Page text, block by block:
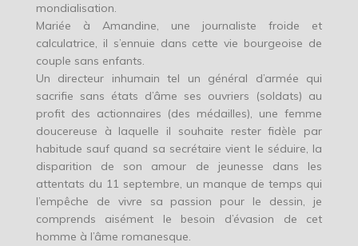
mondialisation.
Mariée à Amandine, une journaliste froide et
calculatrice, il s’ennuie dans cette vie bourgeoise de
couple sans enfants.
Un directeur inhumain tel un général d’armée qui
sacrifie sans états d’âme ses ouvriers (soldats) au
profit des actionnaires (des médailles), une femme
doucereuse à laquelle il souhaite rester fidèle par
habitude sauf quand sa secrétaire vient le séduire, la
disparition de son amour de jeunesse dans les
attentats du 11 septembre, un manque de temps qui
l’empêche de vivre sa passion pour le dessin, je
comprends aisément le besoin d’évasion de cet
homme à l’âme romanesque.